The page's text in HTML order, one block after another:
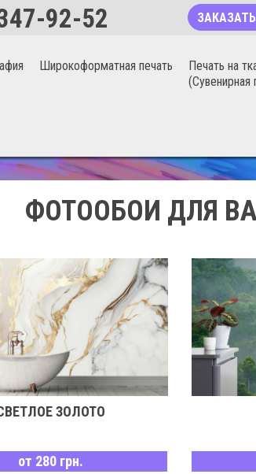
92-52
Широкоформатная печать
Печать на
(Сувенирная
ФОТООБОИ ДЛЯ
ЗОЛОТО
от 280 грн.